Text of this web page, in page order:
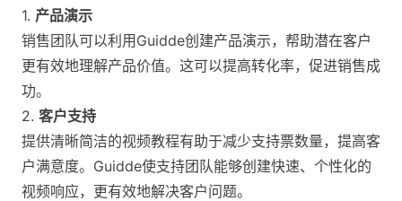
1. 产品演示
销售团队可以利用Guidde创建产品演示，帮助潜在客户
更有效地理解产品价值。这可以提高转化率，促进销售成
功。
2. 客户支持
提供清晰简洁的视频教程有助于减少支持票数量，提高客
户满意度。Guidde使支持团队能够创建快速、个性化的
视频响应，更有效地解决客户问题。